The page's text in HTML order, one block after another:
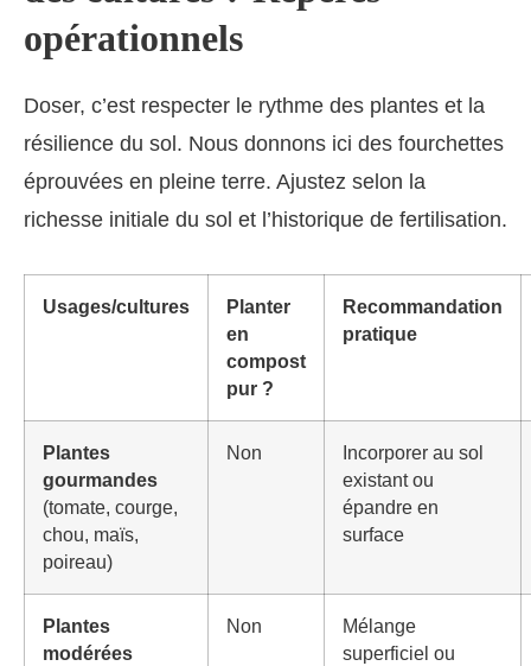
opérationnels
Doser, c’est respecter le rythme des plantes et la
résilience du sol. Nous donnons ici des fourchettes
éprouvées en pleine terre. Ajustez selon la
richesse initiale du sol et l’historique de fertilisation.
Usages/cultures
Planter
en
compost
pur ?
Recommandation
pratique
Plantes
gourmandes
(tomate, courge,
chou, maïs,
poireau)
Non
Incorporer au sol
existant ou
épandre en
surface
Plantes
modérées
Non
Mélange
superficiel ou